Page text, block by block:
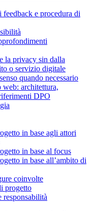
e procedura di
la privacy sin dalla
o servizio digitale
quando necessario
web: architettura,
DPO
in base agli attori
in base al focus
in base all’ambito di
coinvolte
progetto